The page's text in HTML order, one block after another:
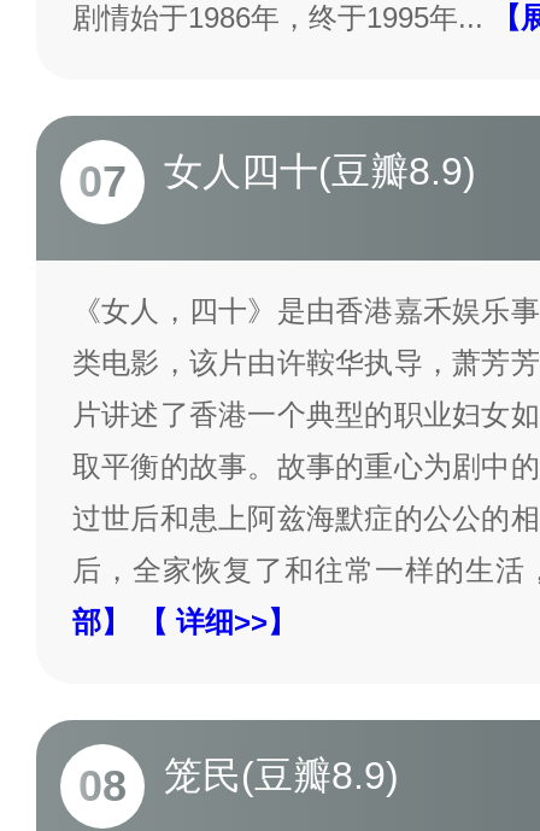
剧情始于1986年，终于1995年...
07 女人四十(豆瓣8.9)
《女人，四十》是由香港嘉禾娱乐
类电影，该片由许鞍华执导，萧芳
片讲述了香港一个典型的职业妇女
取平衡的故事。故事的重心为剧中
过世后和患上阿兹海默症的公公的
后，全家恢复了和往常一样的生活
部】
【 详细>>】
08 笼民(豆瓣8.9)